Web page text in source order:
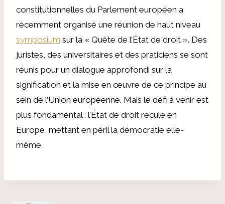
constitutionnelles du Parlement européen a
récemment organisé une réunion de haut niveau
symposium sur la « Quête de l’État de droit ». Des
juristes, des universitaires et des praticiens se sont
réunis pour un dialogue approfondi sur la
signification et la mise en œuvre de ce principe au
sein de l’Union européenne. Mais le défi à venir est
plus fondamental : l’État de droit recule en
Europe, mettant en péril la démocratie elle-
même.